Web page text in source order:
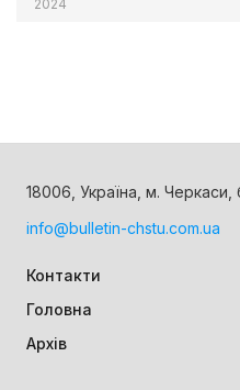
2024
18006, Україна, м.
info@bulletin-chstu.com.ua
Контакти
Головна
Архів